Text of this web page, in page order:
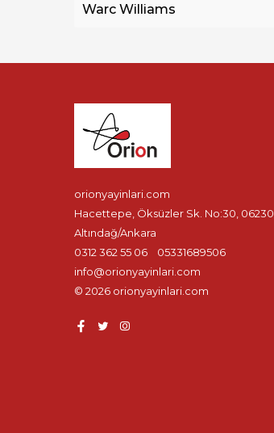
Warc Williams
orionyayinlari.com
Hacettepe, Öksüzler Sk. No:30, 06230
Altındağ/Ankara
0312 362 55 06
05331689506
info@orionyayinlari.com
© 2026 orionyayinlari.com